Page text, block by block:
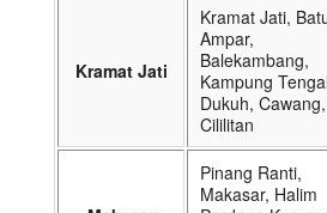
Kramat Jati
Kramat Jati,
Ampar,
Balekambang,
Kampung
Dukuh, Cawang,
Cililitan
Pinang Ranti,
Makasar, Halim